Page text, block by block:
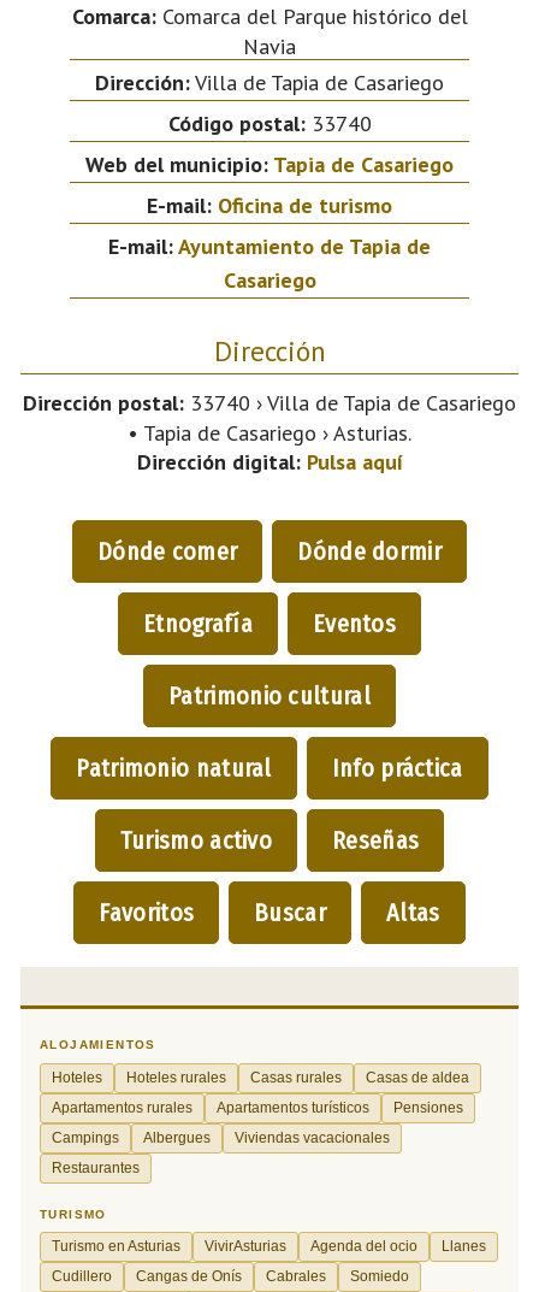
Comarca:Comarca del Parque histórico del
Navia
Dirección:Villa de Tapia de Casariego
Código postal:33740
Web del municipio: Tapia de Casariego
E-mail: Oficina de turismo
E-mail:Ayuntamiento de Tapia de
Casariego
Dirección
Dirección postal: 33740 › Villa de Tapia de Casariego
• Tapia de Casariego › Asturias.
Dirección digital: Pulsa aquí
Dónde comer Dónde dormir
Etnografía Eventos
Patrimonio cultural
Patrimonio natural Info práctica
Turismo activo Reseñas
Favoritos Buscar Altas